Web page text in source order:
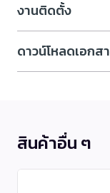
งานติดตั้ง
ดาวน์โหลดเอกส
สินค้าอื่น ๆ